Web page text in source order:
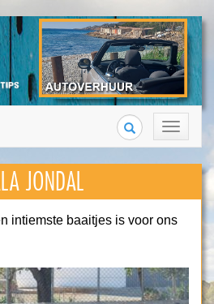
Toggle
navigation
Search
JONDAL
intiemste baaitjes is voor ons